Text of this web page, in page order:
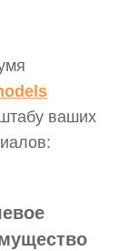
ваших